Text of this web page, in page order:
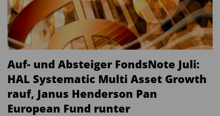
Auf- und Absteiger FondsNote Juli:
HAL Systematic Multi Asset Growth
rauf, Janus Henderson Pan
European Fund runter